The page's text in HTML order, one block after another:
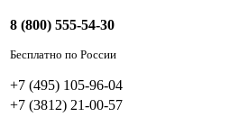
8 (800) 555-54-30
Бесплатно по России
+7 (495) 105-96-04
+7 (3812) 21-00-57